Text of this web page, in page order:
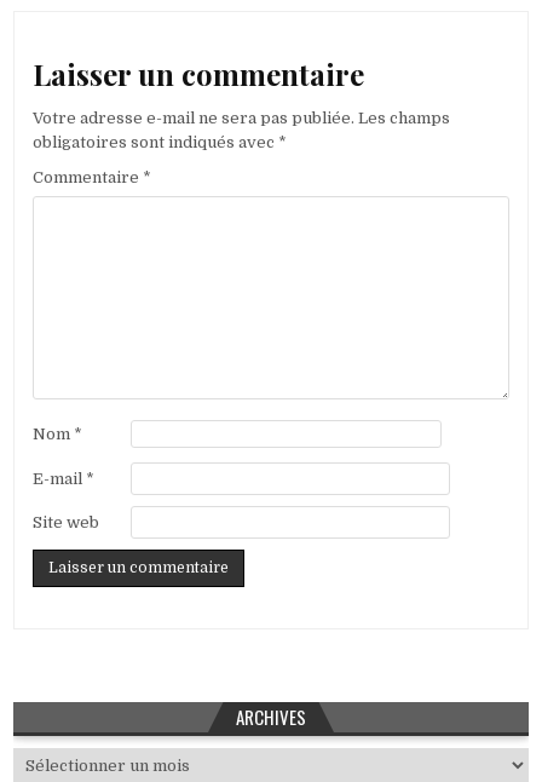
Laisser un commentaire
Votre adresse e-mail ne sera pas publiée. Les champs
obligatoires sont indiqués avec *
Commentaire *
Nom *
E-mail *
Site web
ARCHIVES
Archives